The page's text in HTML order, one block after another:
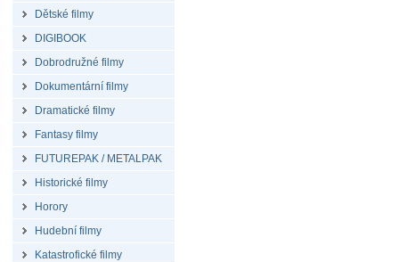
Dětské filmy
DIGIBOOK
Dobrodružné filmy
Dokumentární filmy
Dramatické filmy
Fantasy filmy
FUTUREPAK / METALPAK
Historické filmy
Horory
Hudební filmy
Katastrofické filmy